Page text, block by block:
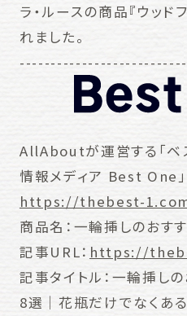
ラ・ルースの商品『ウッド
れました。
AllAboutが運営する「ベ
情報メディア Best One」
https://thebest-
商品名：一輪挿しのおす
記事URL： https://
記事タイトル：一輪挿し
8選｜花瓶だけでなくあ